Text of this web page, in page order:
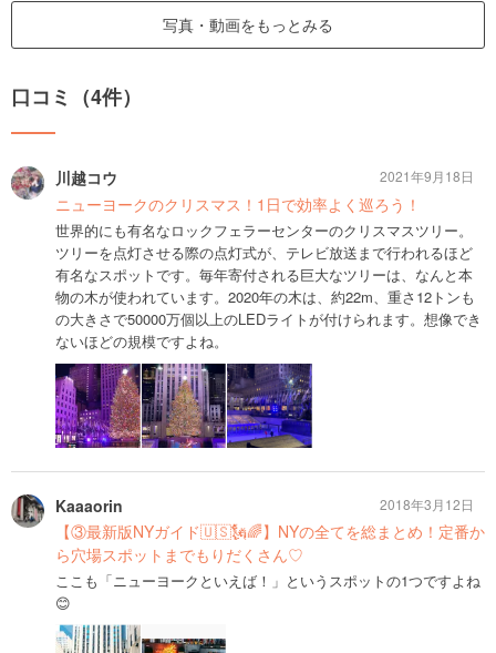
写真・動画をもっとみる
口コミ（4件）
川越コウ
ニューヨークのクリスマス！1日で効率よく巡ろう！
世界的にも有名なロックフェラーセンターのクリスマスツリー。
ツリーを点灯させる際の点灯式が、テレビ放送まで行われるほど
有名なスポットです。毎年寄付される巨大なツリーは、なんと本
物の木が使われています。2020年の木は、約22m、重さ12トンも
の大きさで50000万個以上のLEDライトが付けられます。想像でき
ないほどの規模ですよね。
2021年9月18日
Kaaaorin
【③最新版NYガイド🇺🇸🗽🌈】NYの全てを総まとめ！定番か
ら穴場スポットまでもりだくさん♡
ここも「ニューヨークといえば！」というスポットの1つですよね
😊
2018年3月12日